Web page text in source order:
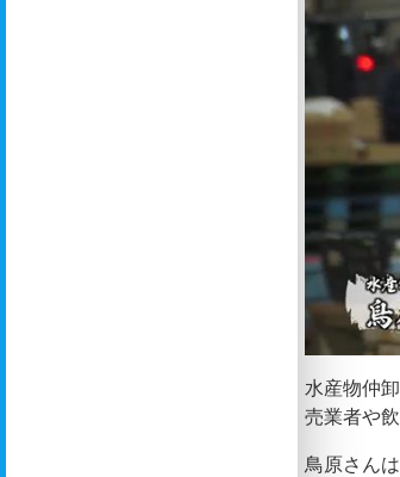
水産物仲
売業者や
鳥原さん